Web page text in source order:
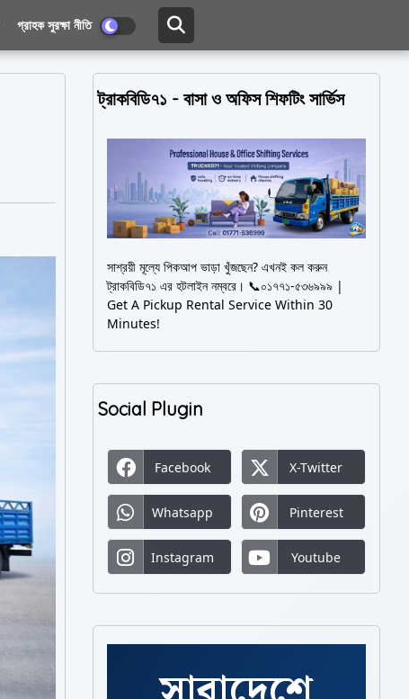
গ্রাহক সুরক্ষা নীতি
ট্রাকবিডি৭১ - বাসা ও অফিস শিফটিং সার্ভিস
সাশ্রয়ী মূল্যে পিকআপ ভাড়া খুঁজছেন? এখনই কল করুন
ট্রাকবিডি৭১ এর হটলাইন নম্বরে। 📞০১৭৭১-৫৩৬৯৯৯ |
Get A Pickup Rental Service Within 30
Minutes!
Social Plugin
Facebook X-Twitter
Whatsapp Pinterest
Instagram Youtube